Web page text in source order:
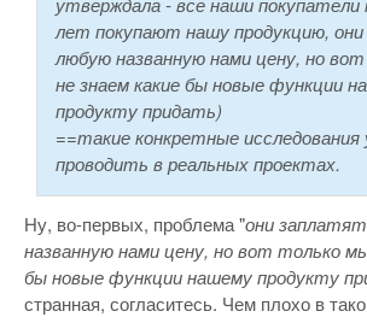
лет покупают нашу продукцию,
любую названную нами цену, но
не знаем какие бы новые функции
продукту придать)
==такие конкретные
проводить в реальных проектах.
Ну, во-первых, проблема "они
названную нами цену, но вот только
бы новые функции нашему продукту
странная, согласитесь. Чем плохо в